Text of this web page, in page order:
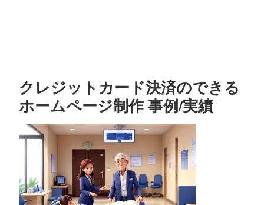
クレジットカード決済のできる
ホームページ制作 事例/実績